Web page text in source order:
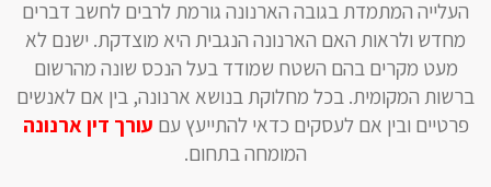
העלייה המתמדת בגובה הארנונה גורמת לרבים לחשב דברים
מחדש ולראות האם הארנונה הנגבית היא מוצדקת. ישנם לא
מעט מקרים בהם השטח שמודד בעל הנכס שונה מהרשום
ברשות המקומית. בכל מחלוקת בנושא ארנונה, בין אם לאנשים
פרטיים ובין אם לעסקים כדאי להתייעץ עם עורך דין ארנונה
המומחה בתחום.